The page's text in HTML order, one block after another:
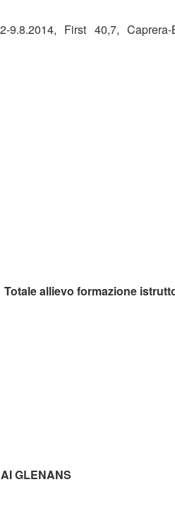
First 40,7, Caprera-
Totale allievo formazione
AI GLENANS